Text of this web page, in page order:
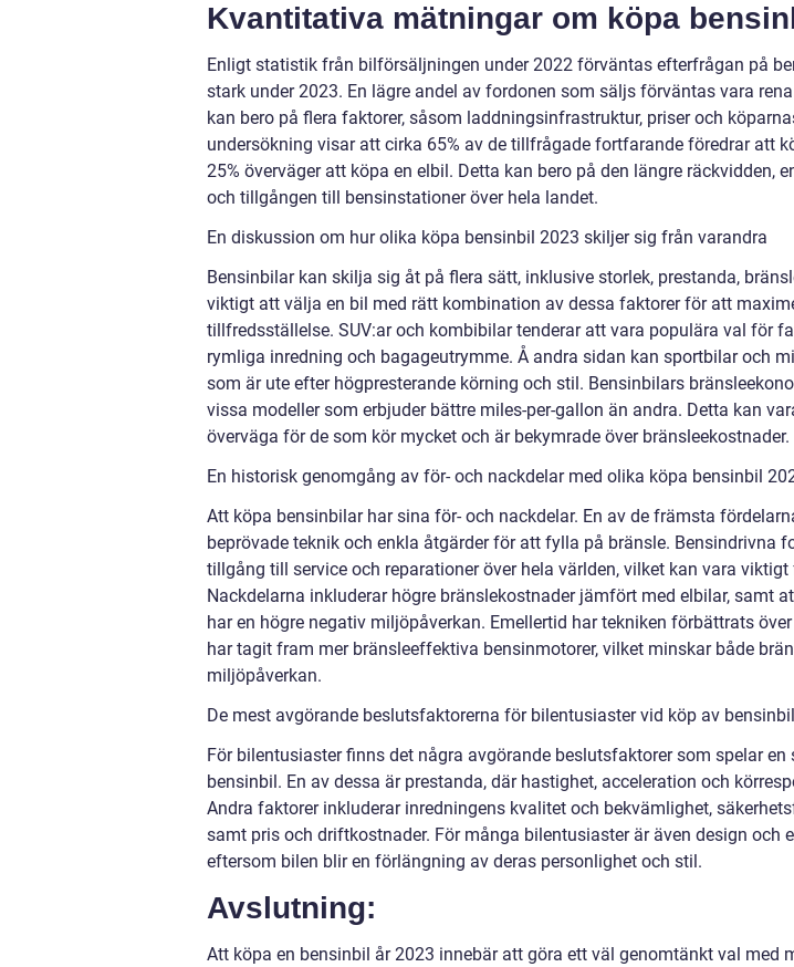
Kvantitativa mätningar om köpa
Enligt statistik från bilförsäljningen under 2022 förväntas efterfrågan på
stark under 2023. En lägre andel av fordonen som säljs förväntas vara
kan bero på flera faktorer, såsom laddningsinfrastruktur, priser och
undersökning visar att cirka 65% av de tillfrågade fortfarande föredrar att
25% överväger att köpa en elbil. Detta kan bero på den längre räckvidden,
och tillgången till bensinstationer över hela landet.
En diskussion om hur olika köpa bensinbil 2023 skiljer sig från varandra
Bensinbilar kan skilja sig åt på flera sätt, inklusive storlek, prestanda,
viktigt att välja en bil med rätt kombination av dessa faktorer för att
tillfredsställelse. SUV:ar och kombibilar tenderar att vara populära val för
rymliga inredning och bagageutrymme. Å andra sidan kan sportbilar och
som är ute efter högpresterande körning och stil. Bensinbilars
vissa modeller som erbjuder bättre miles-per-gallon än andra. Detta kan
överväga för de som kör mycket och är bekymrade över bränsleekostnader.
En historisk genomgång av för- och nackdelar med olika köpa bensinbil
Att köpa bensinbilar har sina för- och nackdelar. En av de främsta
beprövade teknik och enkla åtgärder för att fylla på bränsle. Bensindrivna
tillgång till service och reparationer över hela världen, vilket kan vara
Nackdelarna inkluderar högre bränslekostnader jämfört med elbilar, samt
har en högre negativ miljöpåverkan. Emellertid har tekniken förbättrats
har tagit fram mer bränsleeffektiva bensinmotorer, vilket minskar både
miljöpåverkan.
De mest avgörande beslutsfaktorerna för bilentusiaster vid köp av bensinbil
För bilentusiaster finns det några avgörande beslutsfaktorer som spelar en
bensinbil. En av dessa är prestanda, där hastighet, acceleration och
Andra faktorer inkluderar inredningens kvalitet och bekvämlighet,
samt pris och driftkostnader. För många bilentusiaster är även design och
eftersom bilen blir en förlängning av deras personlighet och stil.
Avslutning:
Att köpa en bensinbil år 2023 innebär att göra ett väl genomtänkt val med